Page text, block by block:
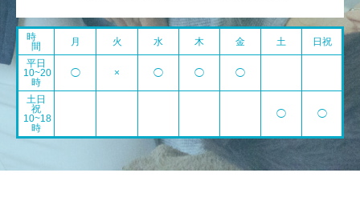
時
間
月 火 水 木 金 土
日祝
平日
10~20
時
◯ × ◯ ◯ ◯
土日
祝
10~18
時
◯ ◯